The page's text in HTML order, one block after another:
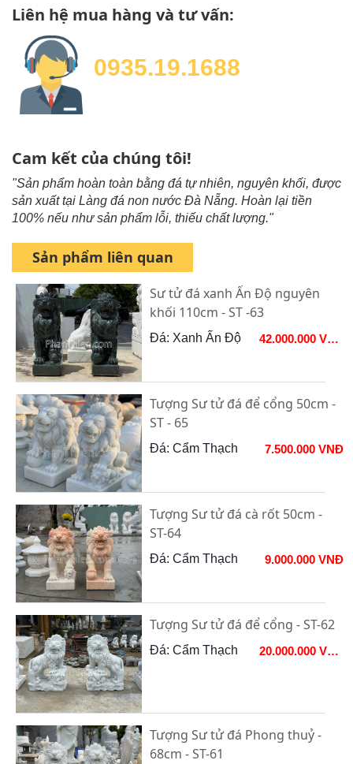
Liên hệ mua hàng và tư vấn:
0935.19.1688
Cam kết của chúng tôi!
"Sản phẩm hoàn toàn bằng đá tự nhiên, nguyên khối, được
sản xuất tại Làng đá non nước Đà Nẵng. Hoàn lại tiền
100% nếu như sản phẩm lỗi, thiếu chất lượng."
Sản phẩm liên quan
Sư tử đá xanh Ấn Độ nguyên
khối 110cm - ST -63
Đá: Xanh Ấn Độ 42.000.000 VNĐ
Tượng Sư tử đá để cổng 50cm -
ST - 65
Đá: Cẩm Thạch 7.500.000 VNĐ
Tượng Sư tử đá cà rốt 50cm -
ST-64
Đá: Cẩm Thạch 9.000.000 VNĐ
Tượng Sư tử đá để cổng - ST-62
Đá: Cẩm Thạch 20.000.000 VNĐ
Tượng Sư tử đá Phong thuỷ -
68cm - ST-61